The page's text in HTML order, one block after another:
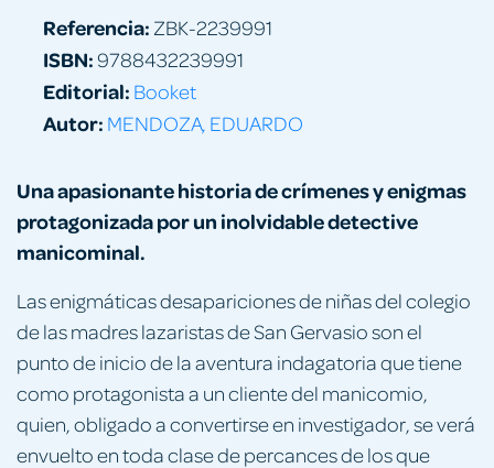
Una apasionante historia de crímenes y enigmas
protagonizada por un inolvidable detective
manicominal.
Las enigmáticas desapariciones de niñas del colegio
de las madres lazaristas de San Gervasio son el
punto de inicio de la aventura indagatoria que tiene
como protagonista a un cliente del manicomio,
quien, obligado a convertirse en investigador, se verá
envuelto en toda clase de percances de los que
Referencia: ZBK-2239991
ISBN:9788432239991
Editorial: Booket
Autor: MENDOZA, EDUARDO